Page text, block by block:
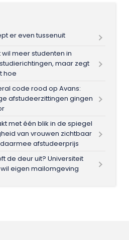
er even tussenuit
wil meer studenten in
maar zegt
hoe
code rood op Avans:
afstudeerzittingen gingen
met één blik in de spiegel
van vrouwen zichtbaar
afstudeerprijs
de deur uit? Universiteit
eigen mailomgeving